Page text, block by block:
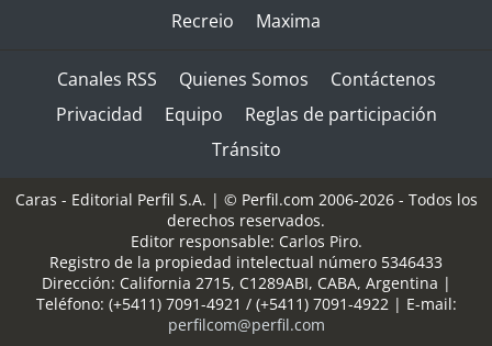
Recreio
Maxima
Canales RSS Quienes Somos
Contáctenos
Privacidad
Equipo
Reglas de participación
Tránsito
Caras - Editorial Perfil S.A. | © Perfil.com 2006-2026 - Todos los
derechos reservados.
Editor responsable: Carlos Piro.
Registro de la propiedad intelectual número 5346433
Dirección: California 2715, C1289ABI, CABA, Argentina |
Teléfono: (+5411) 7091-4921 / (+5411) 7091-4922| E-mail:
perfilcom@perfil.com